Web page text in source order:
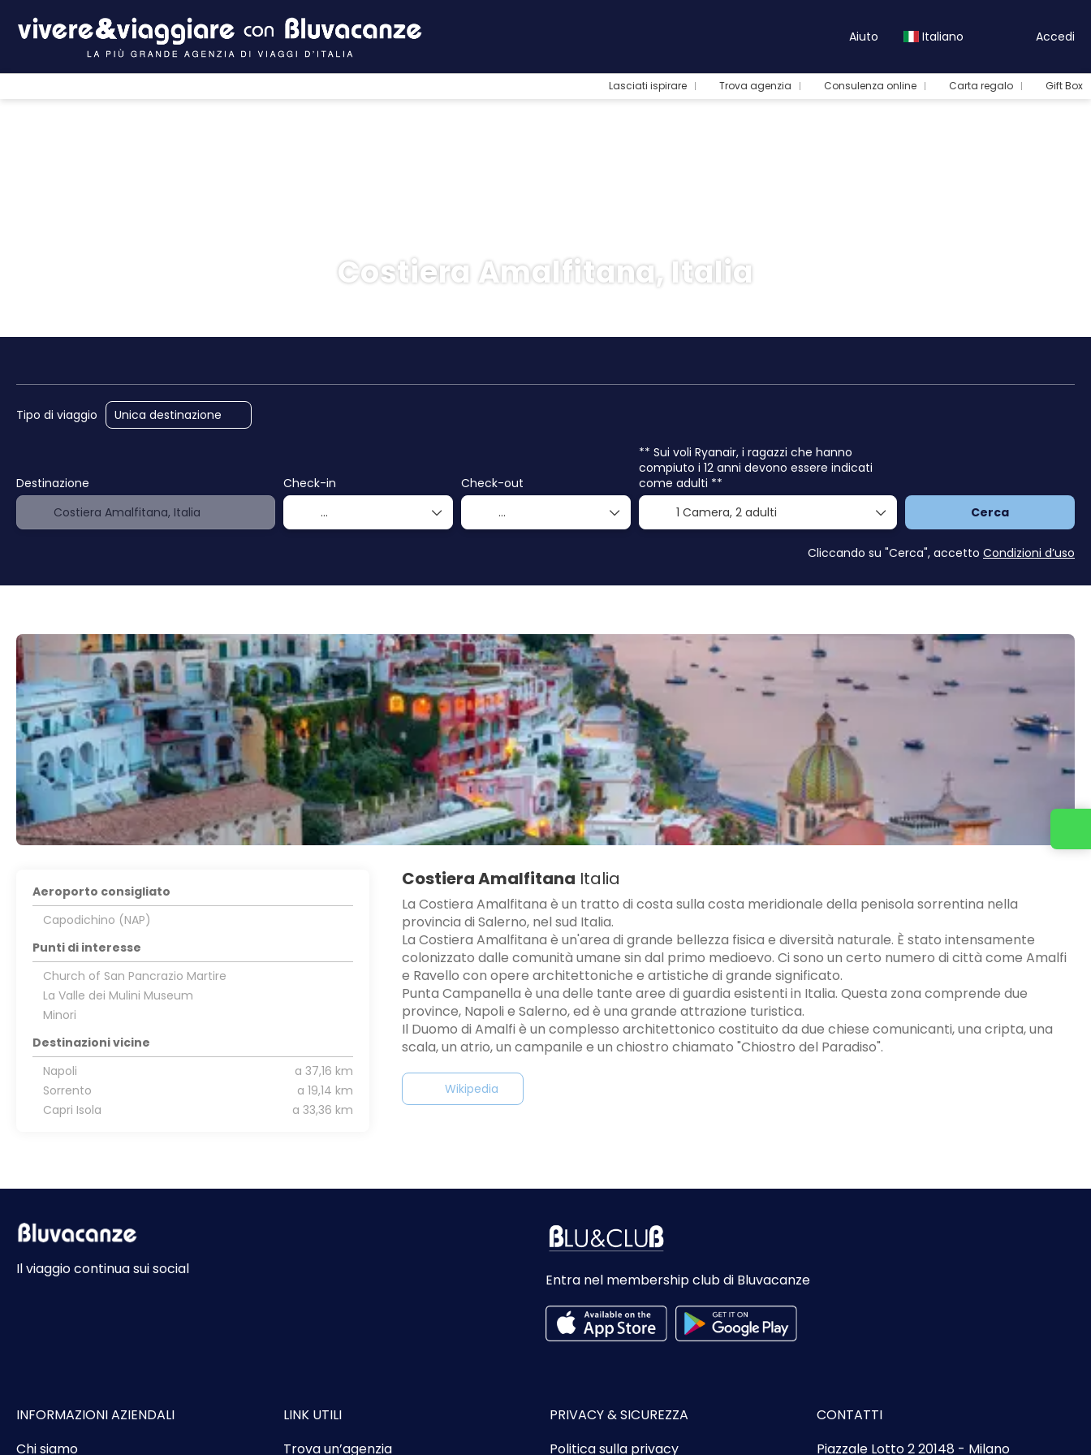
Aiuto Italiano Accedi
Lasciati ispirare Trova agenzia Consulenza online Carta regalo Gift Box
Costiera Amalfitana, Italia
Tipo di viaggio
Destinazione Check-in Check-out
** Sui voli Ryanair, i ragazzi che hanno
compiuto i 12 anni devono essere indicati
come adulti **
1 Camera, 2 adulti Cerca
Cliccando su "Cerca", accetto Condizioni d’uso
Costiera Amalfitana Italia
La Costiera Amalfitana è un tratto di costa sulla costa meridionale della penisola sorrentina nella
provincia di Salerno, nel sud Italia.
La Costiera Amalfitana è un'area di grande bellezza fisica e diversità naturale. È stato intensamente
colonizzato dalle comunità umane sin dal primo medioevo. Ci sono un certo numero di città come Amalfi
e Ravello con opere architettoniche e artistiche di grande significato.
Punta Campanella è una delle tante aree di guardia esistenti in Italia. Questa zona comprende due
province, Napoli e Salerno, ed è una grande attrazione turistica.
Il Duomo di Amalfi è un complesso architettonico costituito da due chiese comunicanti, una cripta, una
scala, un atrio, un campanile e un chiostro chiamato "Chiostro del Paradiso".
Wikipedia
Aeroporto consigliato
Capodichino (NAP)
Punti di interesse
Church of San Pancrazio Martire
La Valle dei Mulini Museum
Minori
Destinazioni vicine
Napoli
a 37,16 km
Sorrento
a 19,14 km
Capri Isola
a 33,36 km
Il viaggio continua sui social
Entra nel membership club di Bluvacanze
INFORMAZIONI AZIENDALI
Chi siamo
LINK UTILI
Trova un’agenzia
PRIVACY & SICUREZZA
Politica sulla privacy
CONTATTI
Piazzale Lotto 2 20148 - Milano
Contattaci